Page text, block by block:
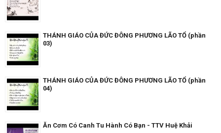
THÁNH GIÁO CỦA ĐỨC ĐÔNG PHƯƠNG LÃO TỔ (phần
03)
THÁNH GIÁO CỦA ĐỨC ĐÔNG PHƯƠNG LÃO TỔ (phần
04)
Ăn Cơm Có Canh Tu Hành Có Bạn - TTV Huệ Khải